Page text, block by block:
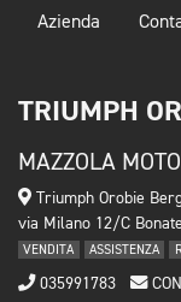
Azienda
TRIUMPH
MAZZOLA
Triumph Orobie
via Milano 12/C
VENDITA ASSISTENZA
035991783